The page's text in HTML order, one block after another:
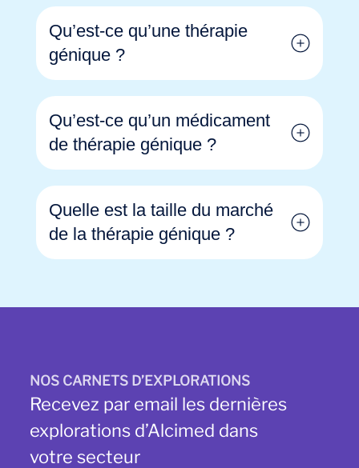
Qu’est-ce qu’une thérapie
génique ?
Qu’est-ce qu’un médicament
de thérapie génique ?
Quelle est la taille du marché
de la thérapie génique ?
NOS CARNETS D’EXPLORATIONS
Recevez par email les dernières
explorations d’Alcimed dans
votre secteur